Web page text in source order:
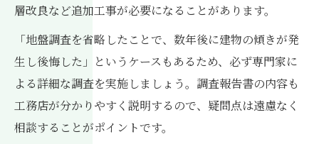
層改良など追加工事が必要になることがあります。
「地盤調査を省略したことで、数年後に建物の傾きが発
生し後悔した」というケースもあるため、必ず専門家に
よる詳細な調査を実施しましょう。調査報告書の内容も
工務店が分かりやすく説明するので、疑問点は遠慮なく
相談することがポイントです。